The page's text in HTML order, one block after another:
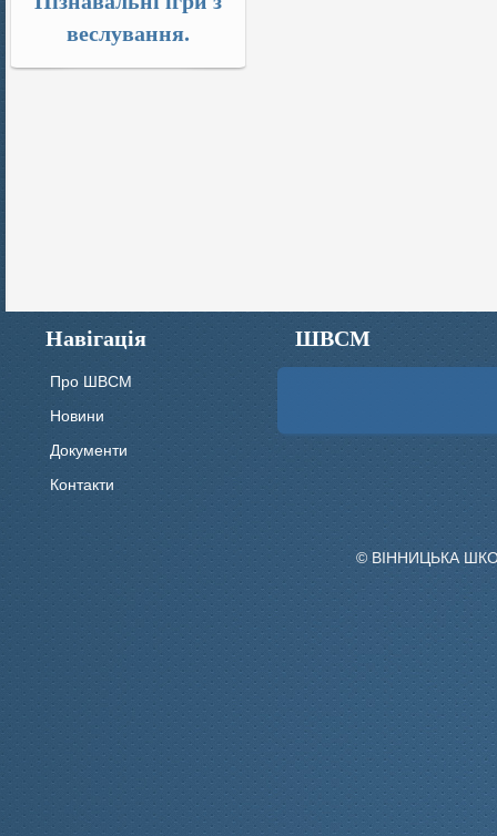
веслування.
Навігація
Про ШВСМ
Новини
Документи
Контакти
ШВСМ
© ВІННИЦЬКА